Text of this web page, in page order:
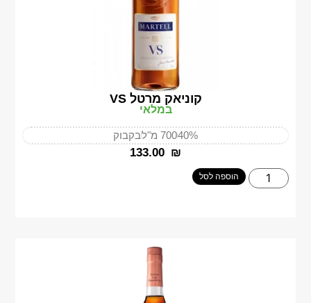
קוניאק מרטל VS
במלאי
40%700 מ"ל בקבוק
‎133.00 ₪
הוספה לסל